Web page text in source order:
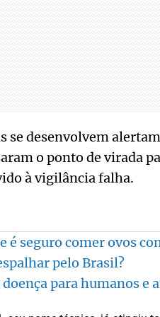
se desenvolvem
o ponto de virada
à vigilância falha.
é seguro comer ovos
pelo Brasil?
para humanos e